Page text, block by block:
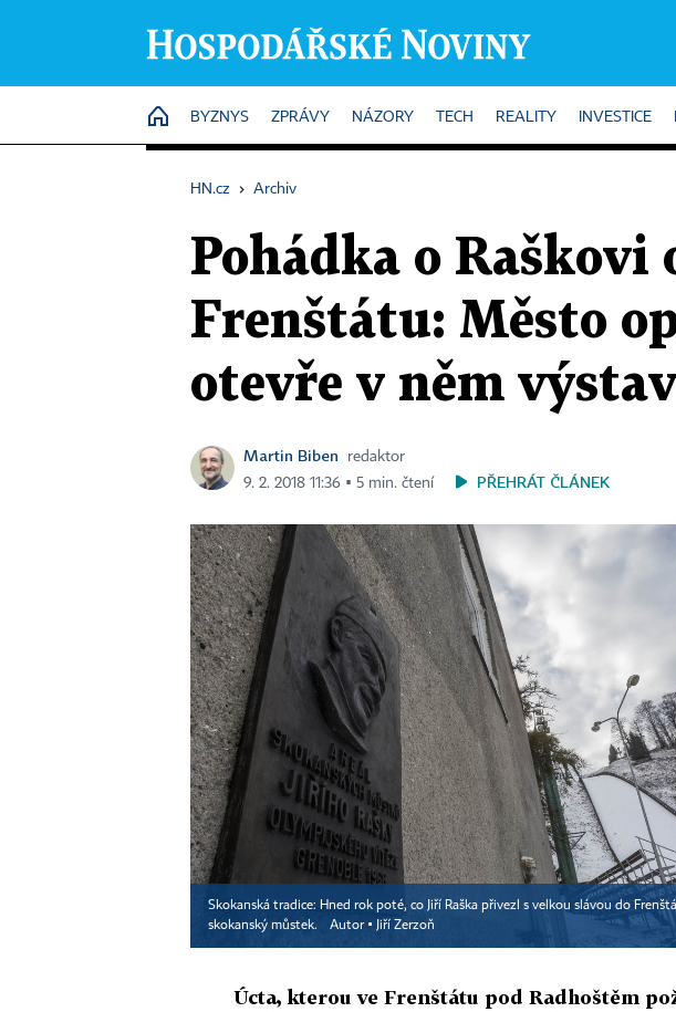
HOME
BYZNYS ZPRÁVY NÁZORY TECH REALITY INVESTICE
HN.cz › Archiv
Pohádka o Raškovi
Frenštátu: Město
otevře v něm
Martin Biben
redaktor
9. 2. 2018 11:36 ▪ 5 min. čtení
PŘEHRÁT ČLÁNEK
Skokanská tradice: Hned rok poté, co Jiří Raška přivezl s velkou slávou do
skokanský můstek.
Autor ▪ Jiří Zerzoň
Úcta, kterou ve Frenštátu pod Radhoštěm